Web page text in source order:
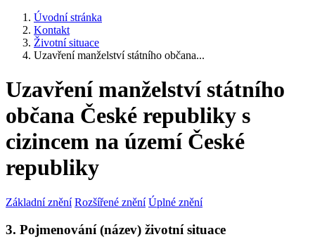
Úvodní stránka
Kontakt
Životní situace
Uzavření manželství státního občana...
Uzavření manželství státního
občana České republiky s
cizincem na území České
republiky
Základní znění Rozšířené znění Úplné znění
3. Pojmenování (název) životní situace